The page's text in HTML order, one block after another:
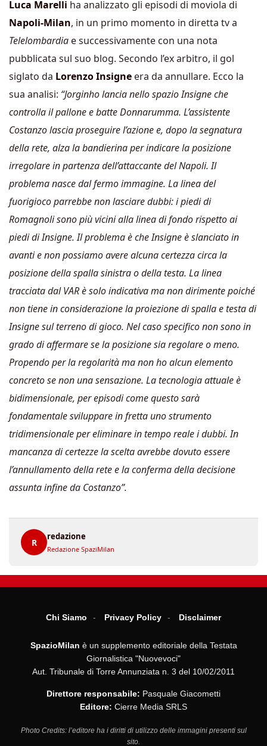
Luca Marelli ha analizzato gli episodi di moviola di
Napoli-Milan, in un primo momento in diretta tv a
Telelombardia e successivamente con una nota
pubblicata sul suo blog. Secondo l’ex arbitro, il gol
siglato da Lorenzo Insigne era da annullare. Ecco la
sua analisi: “Jorginho lancia nello spazio Insigne che
controlla il pallone e batte Donnarumma. L’assistente
Costanzo lascia proseguire l’azione e, dopo la segnatura
della rete, alza la bandierina per indicare la posizione
irregolare in partenza dell’attaccante del Napoli. Il
problema nasce dal fermo immagine. La linea del
fuorigioco parrebbe non lasciare dubbi: i piedi di
Romagnoli sono più vicini alla linea di fondo rispetto ai
piedi di Insigne. Il problema è che Insigne è slanciato in
avanti e non possiamo avere alcuna certezza circa la
posizione della spalla sinistra o della testa. La linea
tracciata dal VAR è solo indicativa ma non dirimente poiché
non tiene in considerazione la proiezione di spalla e testa di
Insigne sul terreno di gioco. Nel caso specifico non sono in
grado di affermare se la posizione sia regolare o meno.
Propendo per la regolarità ma non ho alcun elemento
concreto se non una sensazione. La tecnologia attuale è
bidimensionale, per episodi come questo sarà
fondamentale sviluppare in fretta uno strumento
tridimensionale per eliminare in tempo reale i dubbi. In
mancanza di certezze la scelta avrebbe dovuto essere
l’annullamento della rete e la conferma della decisione
assunta infine da Costanzo”.
R
redazione
Redazione SpaziMilan
Chi Siamo Privacy Policy Disclaimer
SpazioMilan è un supplemento editoriale della Testata
Giornalistica "Nuovevoci"
Aut. Tribunale di Torre Annunziata n. 3 del 10/02/2011
Direttore responsabile: Pasquale Giacometti
Editore: Cierre Media SRLS
Photo Credits: l’editore ha i diritti di utilizzo delle immagini presenti sul
sito.